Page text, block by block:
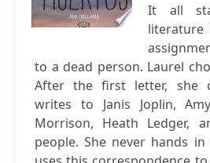
It all
literature
to a dead person. Laurel
After the first letter, she
writes to Janis Joplin,
Morrison, Heath Ledger,
people. She never hands